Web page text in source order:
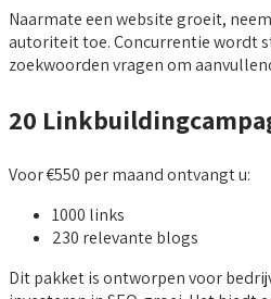
Naarmate een website groeit,
autoriteit toe. Concurrentie wordt
zoekwoorden vragen om
20
Voor €550 per maand ontvangt u:
1000 links
230 relevante blogs
Dit pakket is ontworpen voor